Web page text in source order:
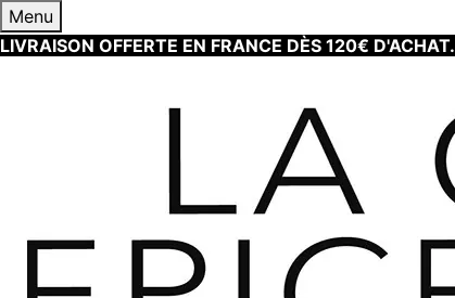
Menu
LIVRAISON OFFERTE EN FRANCE DÈS 120€ D'ACHAT.